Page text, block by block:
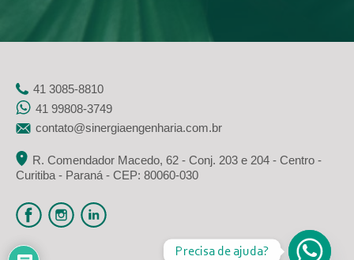
41 3085-8810
41 99808-3749
contato@sinergiaengenharia.com.br
R. Comendador Macedo, 62 - Conj. 203 e 204 - Centro -
Curitiba - Paraná - CEP: 80060-030
Precisa de ajuda?